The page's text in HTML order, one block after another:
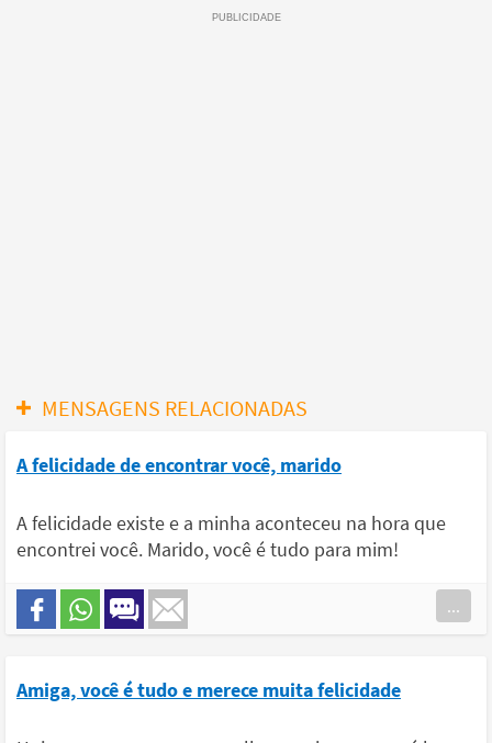
MENSAGENS RELACIONADAS
A felicidade de encontrar você, marido
A felicidade existe e a minha aconteceu na hora que
encontrei você. Marido, você é tudo para mim!
...
Amiga, você é tudo e merece muita felicidade